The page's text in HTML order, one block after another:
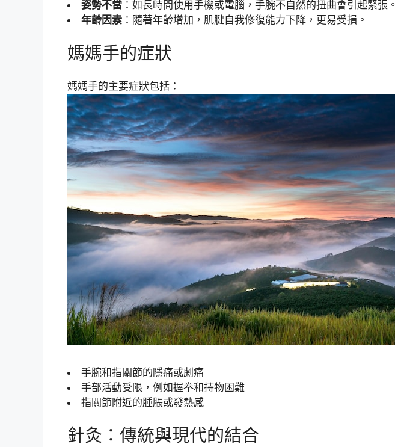
姿勢不當 ：如長時間使用手機或電腦，手腕不自然的扭曲會引起緊張。
年齡因素 ：隨著年齡增加，肌腱自我修復能力下降，更易受損。
媽媽手的症狀
媽媽手的主要症狀包括：
手腕和指關節的隱痛或劇痛
手部活動受限，例如握拳和持物困難
指關節附近的腫脹或發熱感
針灸：傳統與現代的結合